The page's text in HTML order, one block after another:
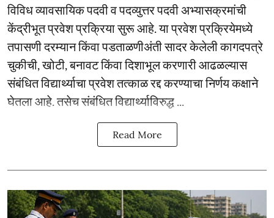
विविध व्यावसायिक पदवी व पदव्युत्तर पदवी अभ्यासक्रमांची
केंद्रीभूत प्रवेश प्रक्रिया सुरू आहे. या प्रवेश प्रक्रियेमध्ये
तपासणी दरम्यान किंवा पडताळणीअंती सादर केलेली कागदपत्रे
चुकीची, खोटी, बनावट किंवा दिशाभूल करणारी आढळल्यास
संबंधित विद्यार्थ्याचा प्रवेश तत्काळ रद्द करण्याचा निर्णय कक्षाने
घेतला आहे. तसेच संबंधित विद्यार्थ्याविरुद्ध ...
Read More